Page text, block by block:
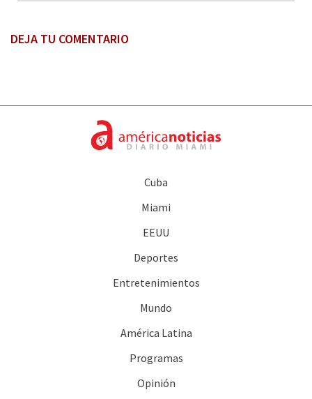
DEJA TU COMENTARIO
Cuba
Miami
EEUU
Deportes
Entretenimientos
Mundo
América Latina
Programas
Opinión